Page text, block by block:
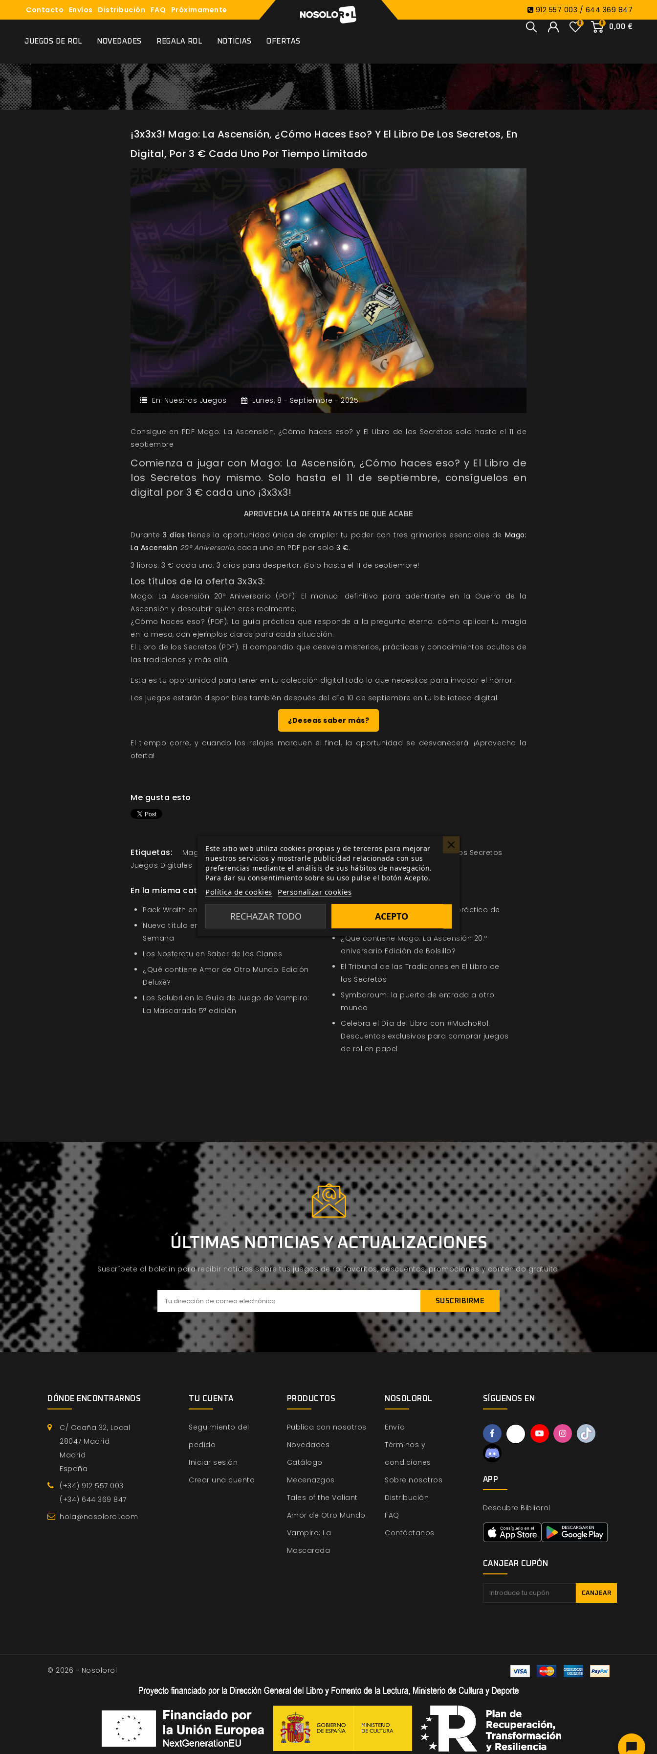
Contacto Envíos Distribución FAQ Próximamente 912 557 003 / 644 369 847
0
0,00 €
0
JUEGOS DE ROL NOVEDADES REGALA ROL NOTICIAS OFERTAS
¡3x3x3! Mago: La Ascensión, ¿Cómo Haces Eso? Y El Libro De Los Secretos, En
Digital, Por 3 € Cada Uno Por Tiempo Limitado
En: Nuestros Juegos Lunes, 8 - Septiembre -2025
Consigue en PDF Mago: La Ascensión, ¿Cómo haces eso? y El Libro de los Secretos solo hasta el 11 de
septiembre
Comienza a jugar con Mago: La Ascensión, ¿Cómo haces eso? y El Libro de
los Secretos hoy mismo. Solo hasta el 11 de septiembre, consíguelos en
digital por 3 € cada uno ¡3x3x3!
APROVECHA LA OFERTA ANTES DE QUE ACABE
Durante3 días tienes la oportunidad única de ampliar tu poder con tres grimorios esenciales de Mago:
La Ascensión 20º Aniversario, cada uno en PDF por solo 3 €.
3 libros. 3 € cada uno. 3 días para despertar. ¡Solo hasta el 11 de septiembre!
Los títulos de la oferta 3x3x3:
Mago: La Ascensión 20º Aniversario (PDF): El manual definitivo para adentrarte en la Guerra de la
Ascensión y descubrir quién eres realmente.
¿Cómo haces eso? (PDF): La guía práctica que responde a la pregunta eterna: cómo aplicar tu magia
en la mesa, con ejemplos claros para cada situación.
El Libro de los Secretos (PDF): El compendio que desvela misterios, prácticas y conocimientos ocultos de
las tradiciones y más allá.
Esta es tu oportunidad para tener en tu colección digital todo lo que necesitas para invocar el horror.
Los juegos estarán disponibles también después del día 10 de septiembre en tu biblioteca digital.
¿Deseas saber más?
El tiempo corre, y cuando los relojes marquen el final, la oportunidad se desvanecerá. ¡Aprovecha la
oferta!
Me gusta esto
Etiquetas: Mago: La Ascensión 3x3x3 Promociones ¿Cómo haces eso? El Libro de los Secretos
Juegos Digitales
En la misma categoría
Pack Wraith en la Oferta de la Semana
Nuevo título en la sección Oferta de la
Semana
Los Nosferatu en Saber de los Clanes
¿Qué contiene Amor de Otro Mundo: Edición
Deluxe?
Los Salubri en la Guía de Juego de Vampiro:
La Mascarada 5ª edición
Relacionada por etiquetas
¿Cómo HACES Eso?: el manual práctico de
las Esferas de Mago 20
¿Qué contiene Mago: La Ascensión 20.º
aniversario Edición de Bolsillo?
El Tribunal de las Tradiciones en El Libro de
los Secretos
Symbaroum: la puerta de entrada a otro
mundo
Celebra el Día del Libro con #MuchoRol:
Descuentos exclusivos para comprar juegos
de rol en papel
ÚLTIMAS NOTICIAS Y ACTUALIZACIONES
Suscríbete al boletín para recibir noticias sobre tus juegos de rol favoritos, descuentos, promociones y contenido gratuito.
DÓNDE ENCONTRARNOS
C/ Ocaña 32, Local
28047 Madrid
Madrid
España
(+34) 912 557 003
(+34) 644 369 847
hola@nosolorol.com
TU CUENTA
Seguimiento del
pedido
Iniciar sesión
Crear una cuenta
PRODUCTOS
Publica con nosotros
Novedades
Catálogo
Mecenazgos
Tales of the Valiant
Amor de Otro Mundo
Vampiro: La
Mascarada
NOSOLOROL
Envío
Términos y
condiciones
Sobre nosotros
Distribución
FAQ
Contáctanos
SÍGUENOS EN
Este sitio web utiliza cookies propias y de terceros para mejorar
nuestros servicios y mostrarle publicidad relacionada con sus
preferencias mediante el análisis de sus hábitos de navegación.
Para dar su consentimiento sobre su uso pulse el botón Acepto.
Política de cookies Personalizar cookies
RECHAZAR TODO ACEPTO
APP
Descubre Bibliorol
CANJEAR CUPÓN
CANJEAR
© 2026 - Nosolorol